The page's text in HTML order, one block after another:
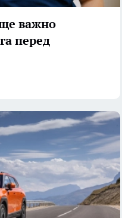
важно
перед